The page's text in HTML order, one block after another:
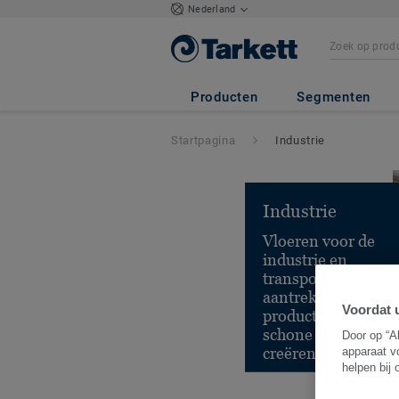
Nederland
Producten Segmenten
Startpagina Industrie
Industrie
Vloeren voor de
industrie en
transport, om
aantrekkelijke,
productieve en
schone ruimtes te
creëren.
Voordat
Door op
apparaat
helpen bij